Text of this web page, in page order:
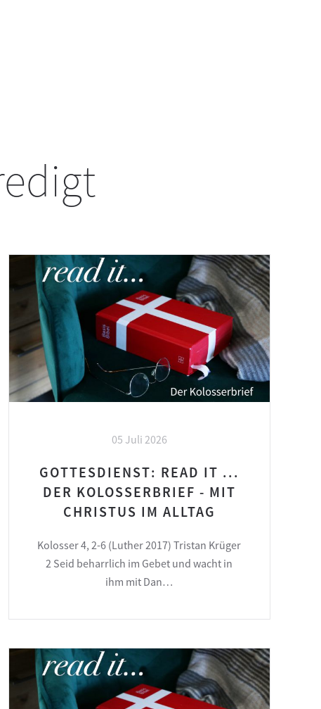
05 Juli 2026
GOTTESDIENST: READ IT ...
DER KOLOSSERBRIEF - MIT
CHRISTUS IM ALLTAG
Kolosser 4, 2-6 (Luther 2017) Tristan Krüger
2 Seid beharrlich im Gebet und wacht in
ihm mit Dan…